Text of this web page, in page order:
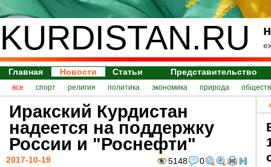
KURDISTAN.RU
Главная Новости Статьи Представительство
все спорт религия политика экономика природа
Иракский Курдистан
надеется на поддержку
России и "Роснефти"
5148 0
2017-10-19